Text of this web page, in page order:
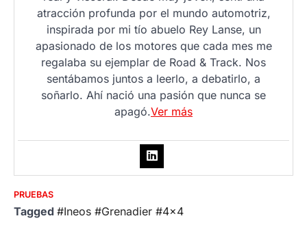
atracción profunda por el mundo automotriz,
inspirada por mi tío abuelo Rey Lanse, un
apasionado de los motores que cada mes me
regalaba su ejemplar de Road & Track. Nos
sentábamos juntos a leerlo, a debatirlo, a
soñarlo. Ahí nació una pasión que nunca se
apagó.Ver más
PRUEBAS
Tagged #Ineos #Grenadier #4x4